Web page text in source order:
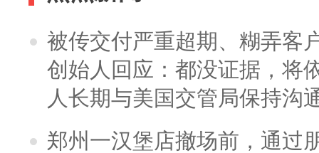
被传交付严重超期、糊弄客
创始人回应：都没证据，将
人长期与美国交管局保持沟
郑州一汉堡店撤场前，通过